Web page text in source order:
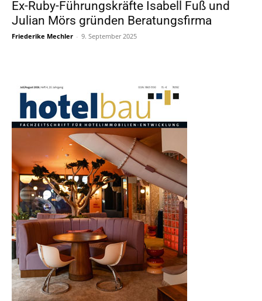
Ex-Ruby-Führungskräfte Isabell Fuß und
Julian Mörs gründen Beratungsfirma
Friederike Mechler - 9. September 2025